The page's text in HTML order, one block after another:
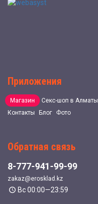
Приложения
Магазин
Секс-шоп в Алматы
Контакты
Блог Фото
Обратная связь
8-777-941-99-99
zakaz@erosklad.kz
Вс 00:00—23:59